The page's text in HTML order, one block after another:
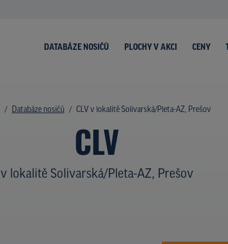
DATABÁZE NOSIČŮ PLOCHY V AKCI CENY
Databáze nosičů CLV v lokalitě Solivarská/Pleta-AZ, Prešov
CLV
v lokalitě Solivarská/Pleta-AZ, Prešov